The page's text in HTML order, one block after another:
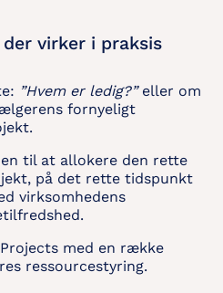
der virker i praksis
”Hvem er ledig?”eller om
fornyeligt
til at allokere den rette
på det rette tidspunkt
virksomhedens
med en række
ressourcestyring.